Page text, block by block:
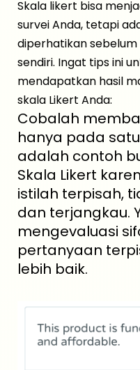
Skala likert bisa
survei Anda, tetapi
diperhatikan
sendiri. Ingat tips ini
mendapatkan hasil
skala Likert Anda:
Cobalah
hanya pada
adalah contoh
Skala Likert
istilah terpisah,
dan terjangkau.
mengevaluasi
pertanyaan
lebih baik.